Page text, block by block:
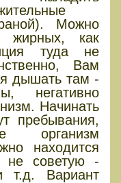
Можно
жирных, как
туда не
Вам
дышать там -
негативно
Начинать
пребывания,
организм
находится
не советую -
т.д. Вариант